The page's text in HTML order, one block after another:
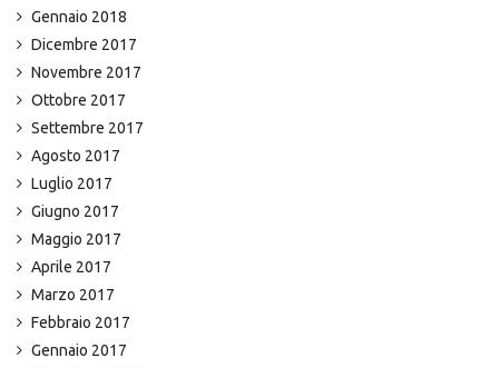
Gennaio 2018
Dicembre 2017
Novembre 2017
Ottobre 2017
Settembre 2017
Agosto 2017
Luglio 2017
Giugno 2017
Maggio 2017
Aprile 2017
Marzo 2017
Febbraio 2017
Gennaio 2017